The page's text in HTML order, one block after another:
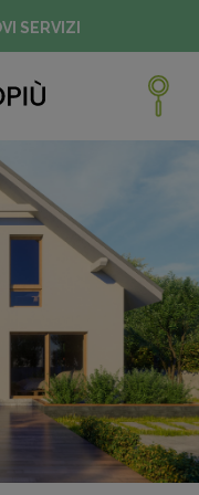
SERVIZI